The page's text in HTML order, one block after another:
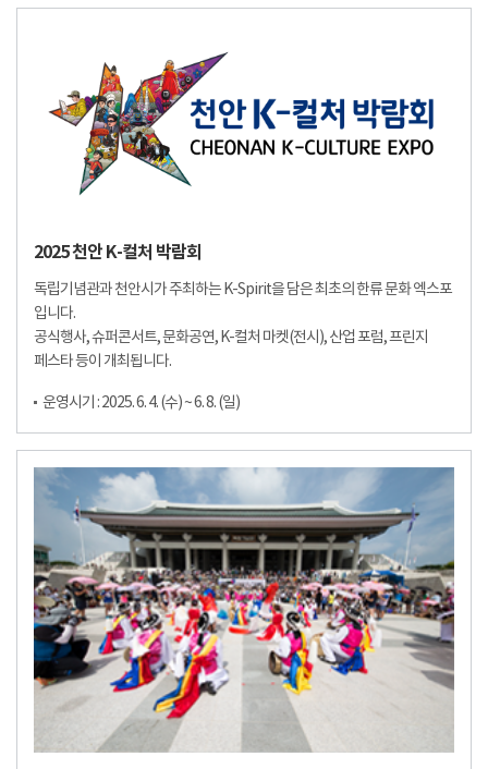
2025 천안 K-컬처 박람회
독립기념관과 천안시가 주최하는 K-Spirit을 담은 최초의 한류 문화 엑스포
입니다.
공식행사, 슈퍼콘서트, 문화공연, K-컬처 마켓(전시), 산업 포럼, 프린지
페스타 등이 개최됩니다.
운영시기 : 2025. 6. 4. (수) ~ 6. 8. (일)